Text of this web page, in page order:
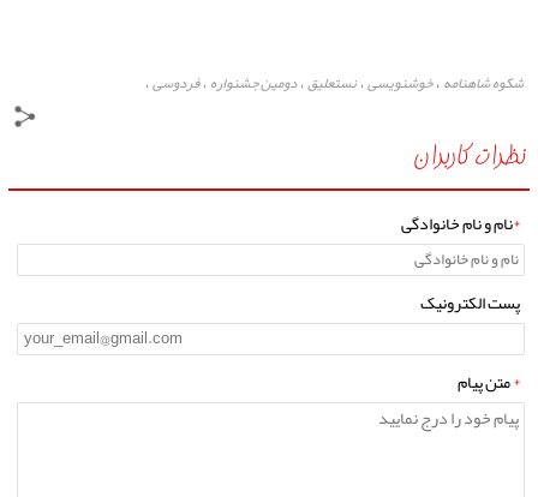
شکوه شاهنامه ،خوشنویسی،نستعلیق،دومین جشنواره ،فردوسی،
نظرات کاربران
*نام و نام خانوادگی
پست الکترونیک
*متن پیام